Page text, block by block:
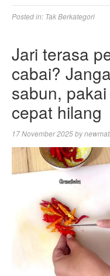
Posted in: Tak Berkategori
Jari terasa
cabai?
sabun,
cepat hilang
17 November 2025by